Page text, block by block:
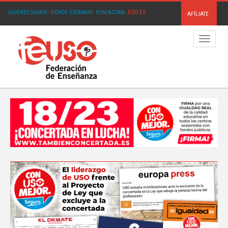
QUIÉNES SOMOS· DÓNDE ESTAMOS· CONTACTAR· USO.ES AFÍLIATE
Menú